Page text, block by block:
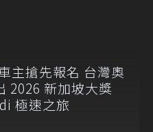
主搶先報名 台灣奧
2026 新加坡大獎
極速之旅